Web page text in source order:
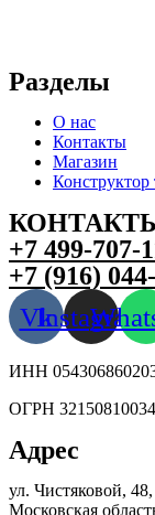
Разделы
О нас
Контакты
Магазин
Конструктор
+7 499-707-
+7 (916)
VkInstagram
ИНН
ОГРН
Адрес
ул. Чистяковой,
Московская